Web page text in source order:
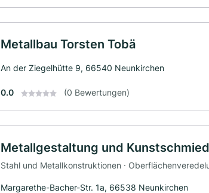
Metallbau Torsten Tobä
An der Ziegelhütte 9, 66540 Neunkirchen
0.0 (0 Bewertungen)
Metallgestaltung und
Stahl und Metallkonstruktionen ·
Margarethe-Bacher-Str. 1a, 66538 Neunkirchen